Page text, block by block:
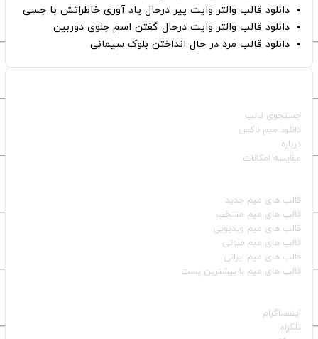
دانلود قالب والتر وایت پیر درحال یاد آوری خاطراتش با جسی
دانلود قالب والتر وایت درحال گفتن اسم جلوی دوربین
دانلود قالب مرد در حال انداختن بلوک سیمانی
جستجوی قالب
دانلود میم باکس
درباره
مقایسه امکانات
قالب‌ های میم جدید
قالب‌ های میم منتخب
قالب‌ های میم ویدیویی
قالب‌ های میم صوتی
قالب‌ های میم ایرانی
قالب‌ های میم با بیشترین پست
اینستاگرام
تلگرام